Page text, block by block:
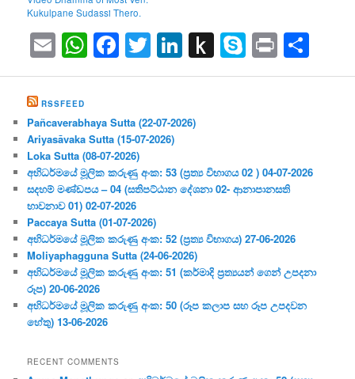
Kukulpane Sudassi Thero.
EmailWhatsApp
Facebook
Twitter
LinkedIn
Push
to
Skype
Print
RSSFEED
Pañcaverabhaya Sutta (22-07-2026)
Ariyasāvaka Sutta (15-07-2026)
Loka Sutta (08-07-2026)
අභිධර්මයේ මූලික කරුණු අංක: 53 (ප්‍ර‍ත්‍ය විභාගය 02 ) 04-07-2026
සදහම් මණ්ඩපය – 04 (සතිපට්ඨාන දේශනා 02- ආනාපානසති
භාවනාව 01) 02-07-2026
Paccaya Sutta (01-07-2026)
අභිධර්මයේ මූලික කරුණු අංක: 52 (ප්‍ර‍ත්‍ය විභාගය) 27-06-2026
Moliyaphagguna Sutta (24-06-2026)
අභිධර්මයේ මූලික කරුණු අංක: 51 (කර්මාදි ප්‍ර‍ත්‍යයන් ගෙන් උපදනා
රූප) 20-06-2026
අභිධර්මයේ මූලික කරුණු අංක: 50 (රූප කලාප සහ රූප උපදවන
හේතු) 13-06-2026
RECENT COMMENTS